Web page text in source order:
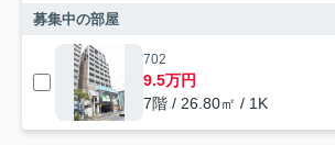
募集中の部屋
702
9.5万円
7階 / 26.80㎡ / 1K